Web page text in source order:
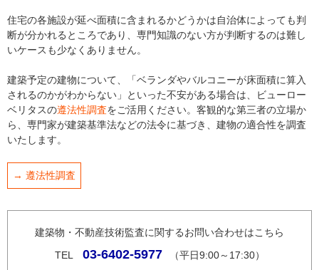
住宅の各施設が延べ面積に含まれるかどうかは自治体によっても判
断が分かれるところであり、専門知識のない方が判断するのは難し
いケースも少なくありません。
建築予定の建物について、「ベランダやバルコニーが床面積に算入
されるのかがわからない」といった不安がある場合は、ビューロー
ベリタスの遵法性調査をご活用ください。客観的な第三者の立場か
ら、専門家が建築基準法などの法令に基づき、建物の適合性を調査
いたします。
→ 遵法性調査
建築物・不動産技術監査に関するお問い合わせはこちら
TEL
03-6402-5977 （平日9:00～17:30）